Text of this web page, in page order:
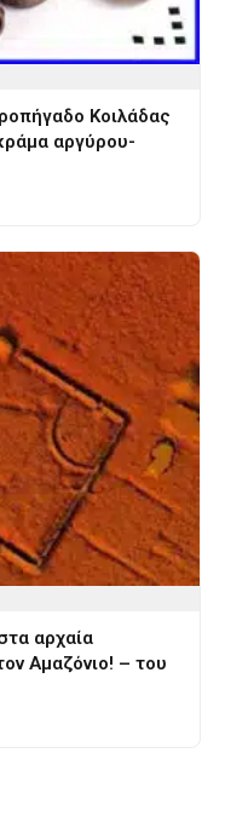
Κοιλάδας
αργύρου-
αρχαία
Αμαζόνιο! – του